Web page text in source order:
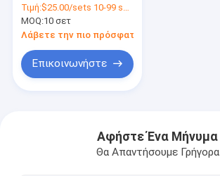
Στρογγυλή τρύπα
Grommet 6ft
καλώδιο
Τιμή:$25.00/sets 10-99 sets
MOQ:10 σετ
Λάβετε την πιο πρόσφατη τιμή
Επικοινωνήστε
Αφήστε Ένα Μήνυμα
Θα Απαντήσουμε Γρήγορα